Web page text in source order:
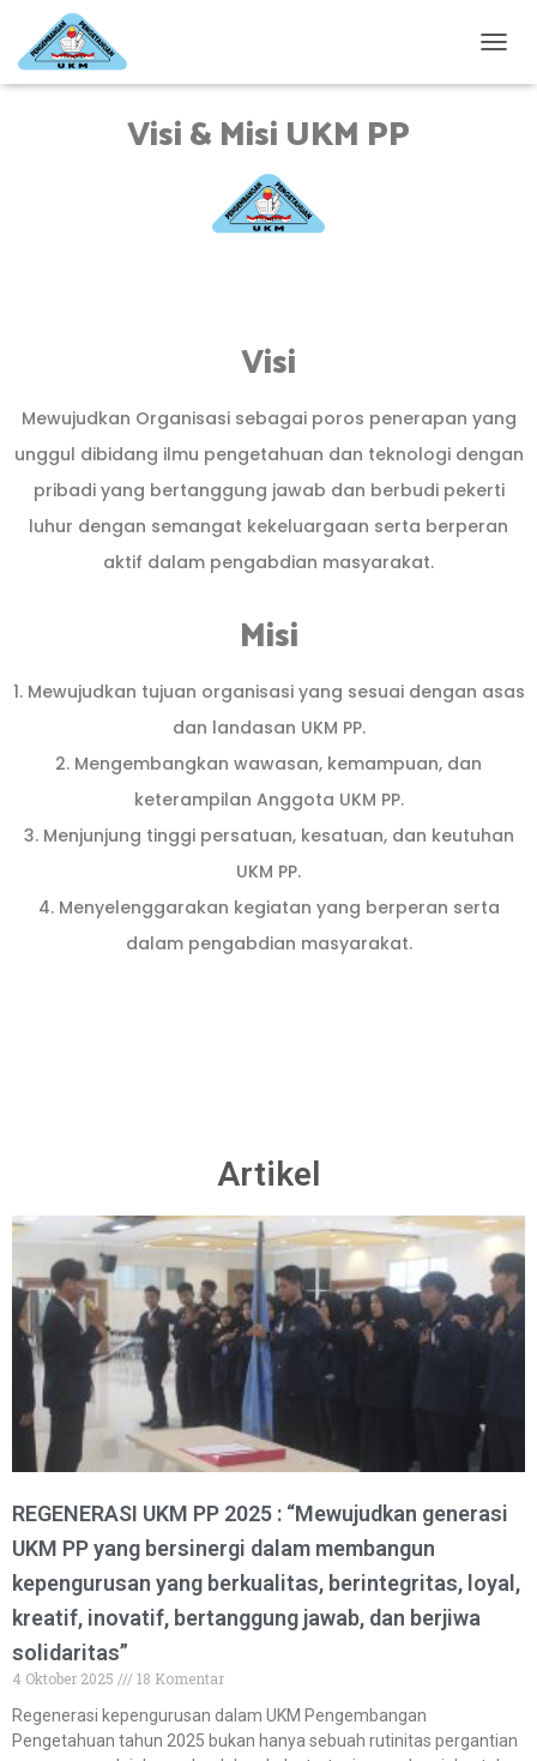
O
Visi & Misi UKM PP
Visi
Mewujudkan Organisasi sebagai poros penerapan yang
unggul dibidang ilmu pengetahuan dan teknologi dengan
pribadi yang bertanggung jawab dan berbudi pekerti
luhur dengan semangat kekeluargaan serta berperan
aktif dalam pengabdian masyarakat.
Misi
1. Mewujudkan tujuan organisasi yang sesuai dengan asas
dan landasan UKM PP.
2. Mengembangkan wawasan, kemampuan, dan
keterampilan Anggota UKM PP.
3. Menjunjung tinggi persatuan, kesatuan, dan keutuhan
UKM PP.
4. Menyelenggarakan kegiatan yang berperan serta
dalam pengabdian masyarakat.
Artikel
REGENERASI UKM PP 2025 : “Mewujudkan generasi
UKM PP yang bersinergi dalam membangun
kepengurusan yang berkualitas, berintegritas, loyal,
kreatif, inovatif, bertanggung jawab, dan berjiwa
solidaritas”
4 Oktober 2025
18 Komentar
Regenerasi kepengurusan dalam UKM Pengembangan
Pengetahuan tahun 2025 bukan hanya sebuah rutinitas pergantian